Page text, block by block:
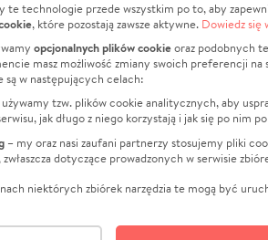
Instagram
Youtube
Jak to działa?
Regulamin
Polityka
Kontakt
Porównanie
Polityka plików
Zarządzaj
te technologie przede wszystkim po to, aby
, które pozostają zawsze aktywne. Dowiedz się
opcjonalnych plików cookieoraz podobnych
masz możliwość zmiany swoich preferencji na
są w następujących celach:
używamy tzw. plików cookie analitycznych, aby
jak długo z niego korzystają i jak się po nim
– my oraz nasi zaufani partnerzy stosujemy pliki
dotyczące prowadzonych w serwisie
niektórych zbiórek narzędzia te mogą być